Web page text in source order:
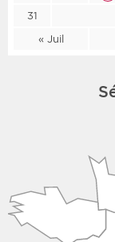
« Juil
31